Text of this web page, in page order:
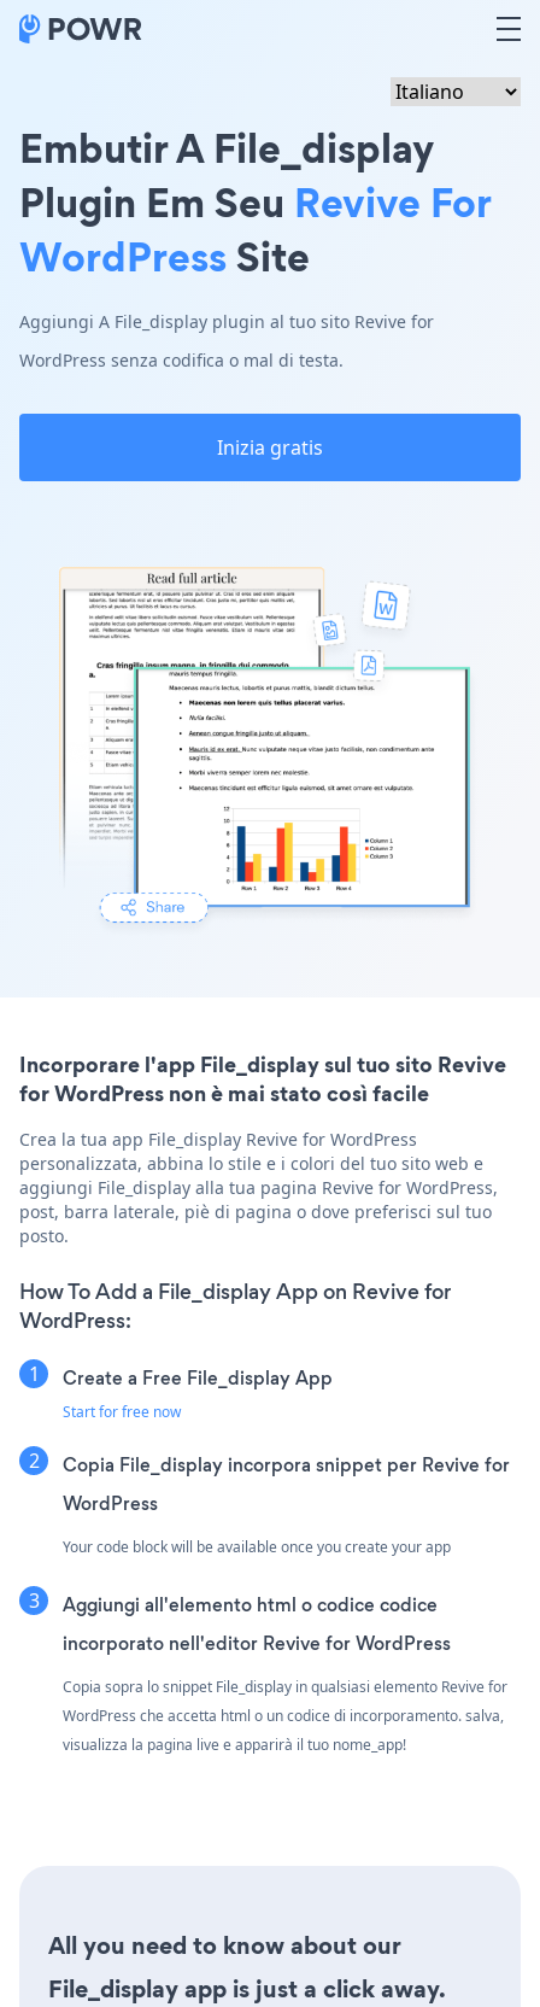
Embutir A File_display
Plugin Em Seu Revive For
WordPressSite
Aggiungi A File_display plugin al tuo sito Revive for
WordPress senza codifica o mal di testa.
Inizia gratis
Incorporare l'app File_display sul tuo sito Revive
for WordPress non è mai stato così facile
Crea la tua app File_display Revive for WordPress
personalizzata, abbina lo stile e i colori del tuo sito web e
aggiungi File_display alla tua pagina Revive for WordPress,
post, barra laterale, piè di pagina o dove preferisci sul tuo
posto.
How To Add a File_display App on Revive for
WordPress:
Create a Free File_display App
Start for free now
Copia File_display incorpora snippet per Revive for
WordPress
Your code block will be available once you create your app
Aggiungi all'elemento html o codice codice
incorporato nell'editor Revive for WordPress
Copia sopra lo snippet File_display in qualsiasi elemento Revive for
WordPress che accetta html o un codice di incorporamento. salva,
visualizza la pagina live e apparirà il tuo nome_app!
All you need to know about our
File_display app is just a click away.